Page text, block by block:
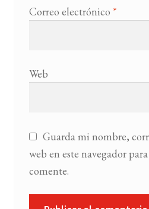
Correo electrónico *
Web
Guarda mi nombre,
web en este navegador
comente.